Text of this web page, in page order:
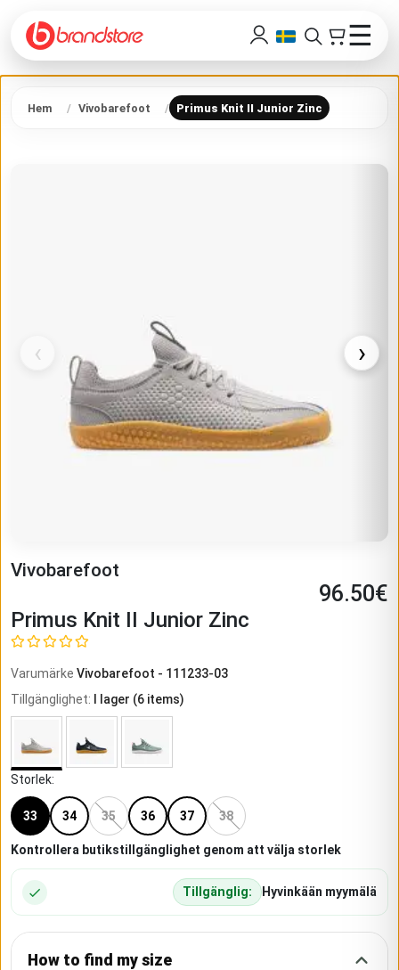
☰
Hem Vivobarefoot Primus Knit II Junior Zinc
‹ ›
Vivobarefoot
96.50€
Primus Knit II Junior Zinc
Varumärke Vivobarefoot - 111233-03
Tillgänglighet: I lager (6 items)
Storlek:
33 34 35 36 37 38
Kontrollera butikstillgänglighet genom att välja storlek
Tillgänglig: Hyvinkään myymälä
How to find my size